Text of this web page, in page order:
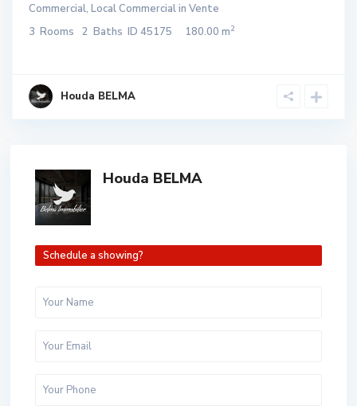
Commercial, Local Commercialin Vente
3 Rooms 2 Baths ID 45175 180.00 m2
Houda BELMA
Houda BELMA
Schedule a showing?